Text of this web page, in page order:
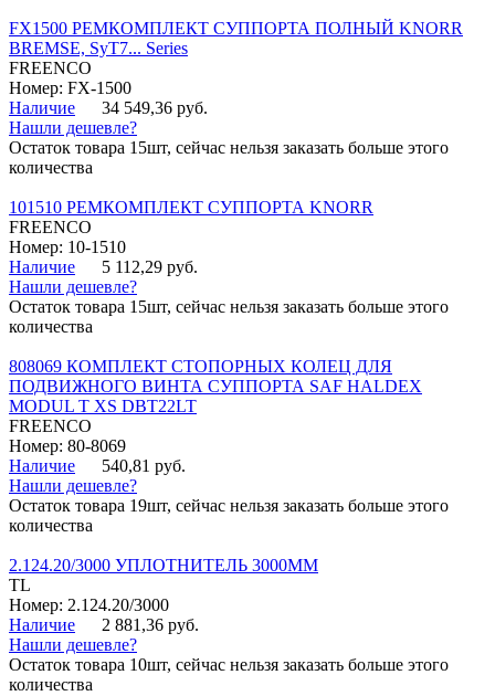
FX1500 РЕМКОМПЛЕКТ СУППОРТА ПОЛНЫЙ KNORR
BREMSE, SyT7... Series
FREENCO
Номер: FX-1500
Наличие
34 549,36 руб.
Нашли дешевле?
Остаток товара 15шт, сейчас нельзя заказать больше этого
количества
101510 РЕМКОМПЛЕКТ СУППОРТА KNORR
FREENCO
Номер: 10-1510
Наличие
5 112,29 руб.
Нашли дешевле?
Остаток товара 15шт, сейчас нельзя заказать больше этого
количества
808069 КОМПЛЕКТ СТОПОРНЫХ КОЛЕЦ ДЛЯ
ПОДВИЖНОГО ВИНТА СУППОРТА SAF HALDEX
MODUL T XS DBT22LT
FREENCO
Номер: 80-8069
Наличие
540,81 руб.
Нашли дешевле?
Остаток товара 19шт, сейчас нельзя заказать больше этого
количества
2.124.20/3000 УПЛОТНИТЕЛЬ 3000ММ
TL
Номер: 2.124.20/3000
Наличие
2 881,36 руб.
Нашли дешевле?
Остаток товара 10шт, сейчас нельзя заказать больше этого
количества